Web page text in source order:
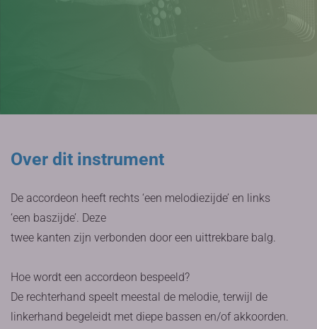
Over dit instrument
De accordeon heeft rechts ‘een melodiezijde’ en links
‘een baszijde’. Deze
twee kanten zijn verbonden door een uittrekbare balg.
Hoe wordt een accordeon bespeeld?
De rechterhand speelt meestal de melodie, terwijl de
linkerhand begeleidt met diepe bassen en/of akkoorden.